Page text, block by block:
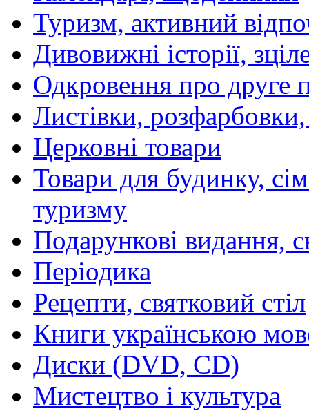
Туризм, активний
Дивовижні історії,
Одкровення про друге
Листівки,
Церковні товари
Товари для будинку,
туризму
Подарункові видання,
Періодика
Рецепти, святковий стіл
Книги українською
Диски (DVD, CD)
Мистецтво і культура